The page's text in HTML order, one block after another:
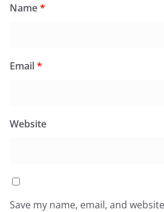
Name*
Email*
Website
Save my name, email, and